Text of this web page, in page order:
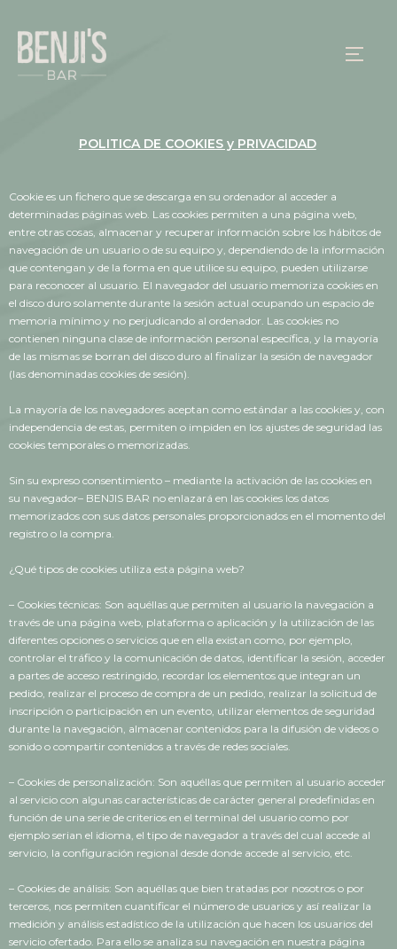
POLITICA DE COOKIES y PRIVACIDAD
Cookie es un fichero que se descarga en su ordenador al acceder a
determinadas páginas web. Las cookies permiten a una página web,
entre otras cosas, almacenar y recuperar información sobre los hábitos de
navegación de un usuario o de su equipo y, dependiendo de la información
que contengan y de la forma en que utilice su equipo, pueden utilizarse
para reconocer al usuario. El navegador del usuario memoriza cookies en
el disco duro solamente durante la sesión actual ocupando un espacio de
memoria mínimo y no perjudicando al ordenador. Las cookies no
contienen ninguna clase de información personal específica, y la mayoría
de las mismas se borran del disco duro al finalizar la sesión de navegador
(las denominadas cookies de sesión).
La mayoría de los navegadores aceptan como estándar a las cookies y, con
independencia de estas, permiten o impiden en los ajustes de seguridad las
cookies temporales o memorizadas.
Sin su expreso consentimiento – mediante la activación de las cookies en
su navegador– BENJIS BAR no enlazará en las cookies los datos
memorizados con sus datos personales proporcionados en el momento del
registro o la compra.
¿Qué tipos de cookies utiliza esta página web?
– Cookies técnicas: Son aquéllas que permiten al usuario la navegación a
través de una página web, plataforma o aplicación y la utilización de las
diferentes opciones o servicios que en ella existan como, por ejemplo,
controlar el tráfico y la comunicación de datos, identificar la sesión, acceder
a partes de acceso restringido, recordar los elementos que integran un
pedido, realizar el proceso de compra de un pedido, realizar la solicitud de
inscripción o participación en un evento, utilizar elementos de seguridad
durante la navegación, almacenar contenidos para la difusión de videos o
sonido o compartir contenidos a través de redes sociales.
– Cookies de personalización: Son aquéllas que permiten al usuario acceder
al servicio con algunas características de carácter general predefinidas en
función de una serie de criterios en el terminal del usuario como por
ejemplo serian el idioma, el tipo de navegador a través del cual accede al
servicio, la configuración regional desde donde accede al servicio, etc.
– Cookies de análisis: Son aquéllas que bien tratadas por nosotros o por
terceros, nos permiten cuantificar el número de usuarios y así realizar la
medición y análisis estadístico de la utilización que hacen los usuarios del
servicio ofertado. Para ello se analiza su navegación en nuestra página